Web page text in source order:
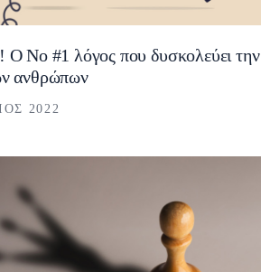
Ο Νο #1 λόγος που δυσκολεύει την
ανθρώπων
2022